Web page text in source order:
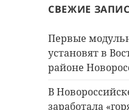
СВЕЖИЕ
Первые
установят в
районе
В
заработала